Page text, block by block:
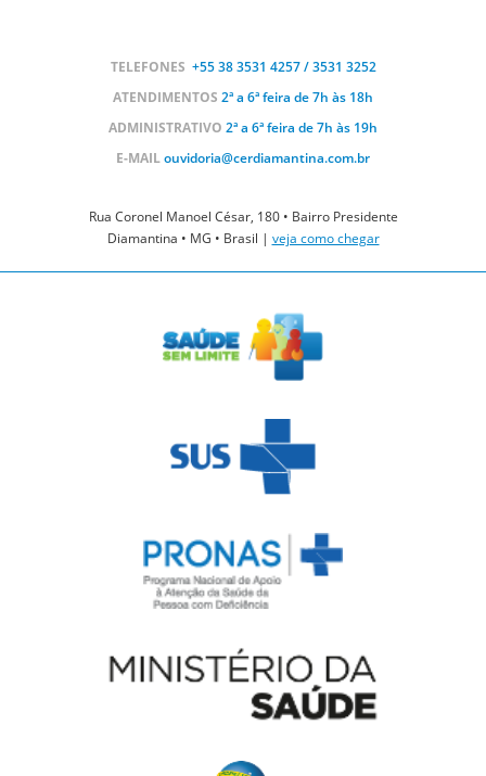
TELEFONES +55 383531 4257 / 3531 3252
ATENDIMENTOS 2ª a 6ª feira de 7h às 18h
ADMINISTRATIVO 2ª a 6ª feira de 7h às 19h
E-MAILouvidoria@cerdiamantina.com.br
Rua Coronel Manoel César, 180 • Bairro Presidente
Diamantina • MG • Brasil | veja como chegar